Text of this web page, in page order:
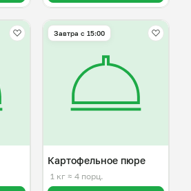
Завтра c 15:00
Картофельное пюре
1 кг ≈ 4 порц.